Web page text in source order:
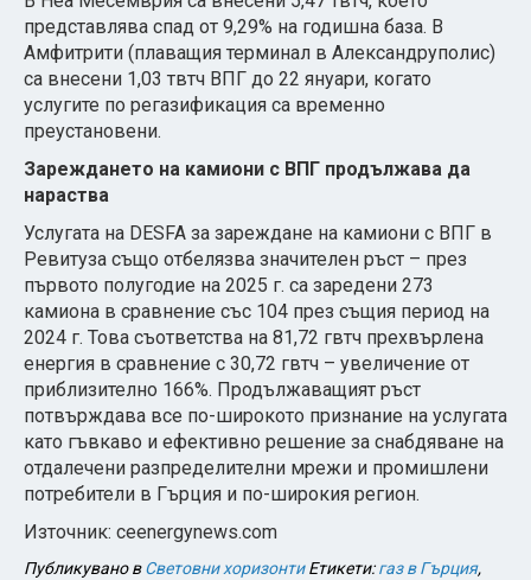
представлява спад от 9,29% на годишна база. В
Амфитрити (плаващия терминал в Александруполис)
са внесени 1,03 твтч ВПГ до 22 януари, когато
услугите по регазификация са временно
преустановени.
Зареждането на камиони с ВПГ продължава да
нараства
Услугата на DESFA за зареждане на камиони с ВПГ в
Ревитуза също отбелязва значителен ръст – през
първото полугодие на 2025 г. са заредени 273
камиона в сравнение със 104 през същия период на
2024 г. Това съответства на 81,72 гвтч прехвърлена
енергия в сравнение с 30,72 гвтч – увеличение от
приблизително 166%. Продължаващият ръст
потвърждава все по-широкото признание на услугата
като гъвкаво и ефективно решение за снабдяване на
отдалечени разпределителни мрежи и промишлени
потребители в Гърция и по-широкия регион.
Източник: ceenergynews.com
Публикувано вСветовни хоризонти Етикети:газ в Гърция,